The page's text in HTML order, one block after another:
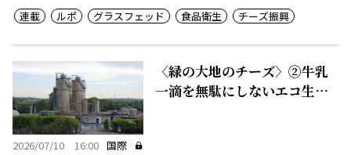
連載
ルポ グラスフェッド 食品衛生 チーズ振興
〈緑の大地のチーズ〉②牛乳
一滴を無駄にしないエコ生産
2026/07/10 16:00 国際